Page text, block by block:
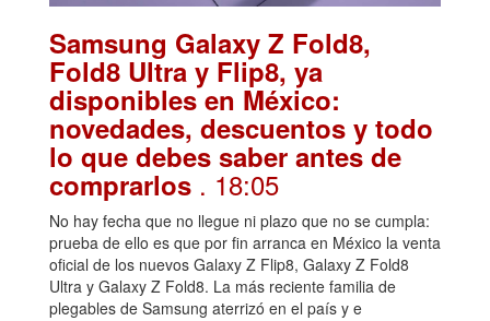
Samsung Galaxy Z Fold8,
Fold8 Ultra y Flip8, ya
disponibles en México:
novedades, descuentos y todo
lo que debes saber antes de
comprarlos . 18:05
No hay fecha que no llegue ni plazo que no se cumpla:
prueba de ello es que por fin arranca en México la venta
oficial de los nuevos Galaxy Z Flip8, Galaxy Z Fold8
Ultra y Galaxy Z Fold8. La más reciente familia de
plegables de Samsung aterrizó en el país y e